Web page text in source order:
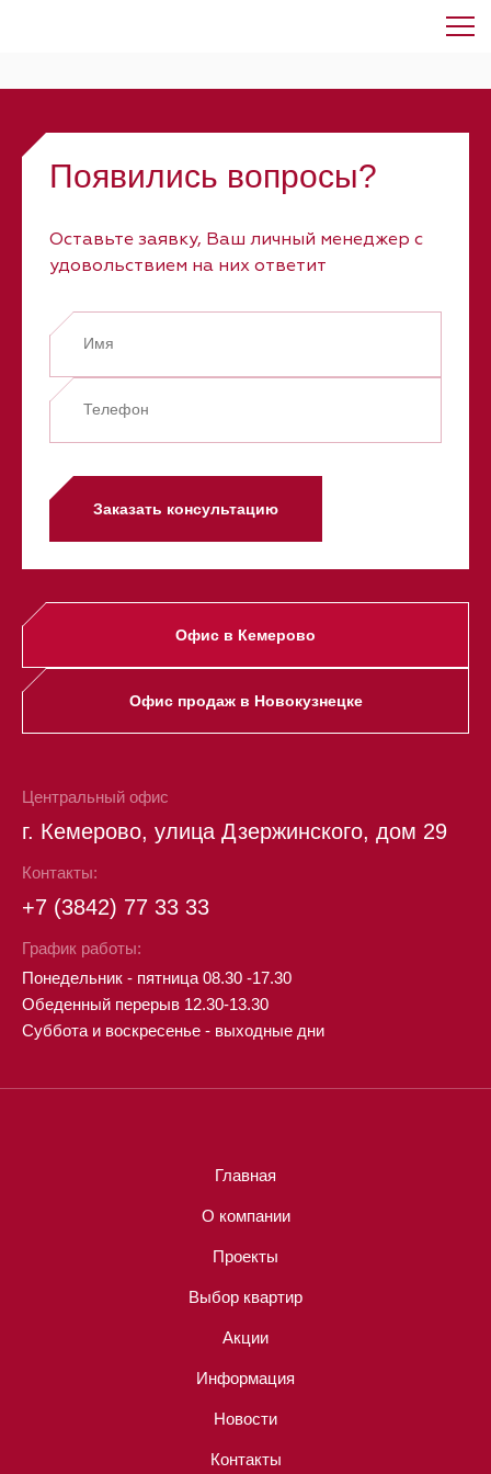
Появились вопросы?
Оставьте заявку, Ваш личный менеджер с
удовольствием на них ответит
Заказать консультацию
Офис в Кемерово
Офис продаж в Новокузнецке
Центральный офис
г. Кемерово, улица Дзержинского, дом 29
Контакты:
+7 (3842) 77 33 33
График работы:
Понедельник - пятница 08.30 -17.30
Обеденный перерыв 12.30-13.30
Суббота и воскресенье - выходные дни
Главная
О компании
Проекты
Выбор квартир
Акции
Информация
Новости
Контакты